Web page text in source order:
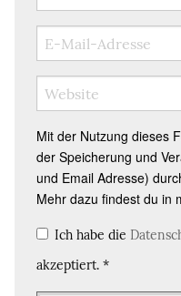
Mit der Nutzung dieses
der Speicherung und
und Email Adresse)
Mehr dazu findest du in
Ich habe die
akzeptiert. *